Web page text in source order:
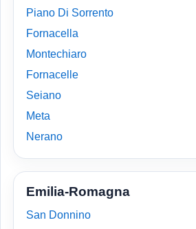
Piano Di Sorrento
Fornacella
Montechiaro
Fornacelle
Seiano
Meta
Nerano
Emilia-Romagna
San Donnino